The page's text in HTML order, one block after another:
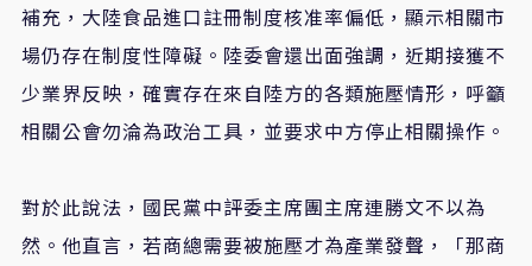
補充，大陸食品進口註冊制度核准率偏低，顯示相關市
場仍存在制度性障礙。陸委會還出面強調，近期接獲不
少業界反映，確實存在來自陸方的各類施壓情形，呼籲
相關公會勿淪為政治工具，並要求中方停止相關操作。
對於此說法，國民黨中評委主席團主席連勝文不以為
然。他直言，若商總需要被施壓才為產業發聲，「那商